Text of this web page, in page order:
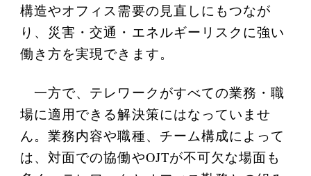
構造やオフィス需要の見直しにもつなが
り、災害・交通・エネルギーリスクに強い
働き方を実現できます。
一方で、テレワークがすべての業務・職
場に適用できる解決策にはなっていませ
ん。業務内容や職種、チーム構成によって
は、対面での協働やOJTが不可欠な場面も